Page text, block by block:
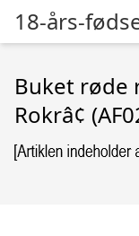
18-års-
Buket røde
Rokrâ¢